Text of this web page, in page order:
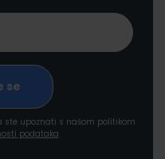
ste upoznati s našom politikom
podataka